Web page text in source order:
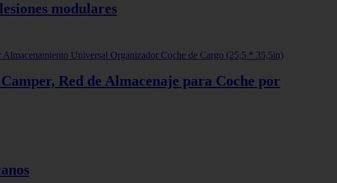
modulares
Red de Almacenaje para Coche por